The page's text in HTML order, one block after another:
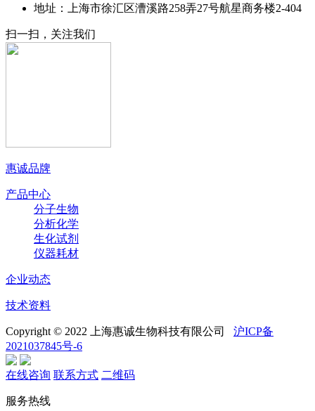
地址：上海市徐汇区漕溪路258弄27号航星商务楼2-404
扫一扫，关注我们
惠诚品牌
产品中心
分子生物
分析化学
生化试剂
仪器耗材
企业动态
技术资料
Copyright © 2022 上海惠诚生物科技有限公司 沪ICP备
2021037845号-6
在线咨询 联系方式 二维码
服务热线